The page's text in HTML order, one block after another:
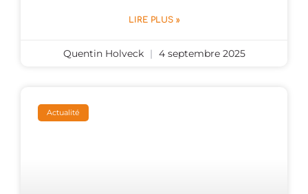
LIRE PLUS »
Quentin Holveck 4 septembre 2025
Actualité